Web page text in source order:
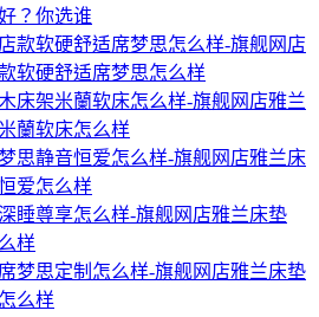
？你选谁
软硬舒适席梦思怎么样
雅兰
蘭软床怎么样
雅兰床
爱怎么样
雅兰床垫
样
雅兰床垫
么样